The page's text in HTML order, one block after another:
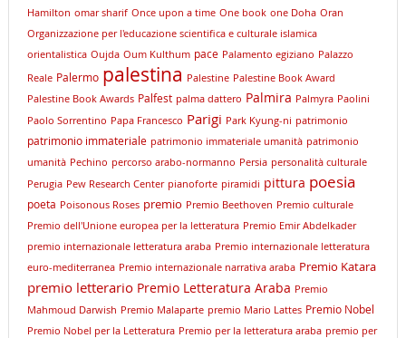
Hamilton omar sharif Once upon a time One book one Doha Oran
Organizzazione per l'educazione scientifica e culturale islamica
orientalistica Oujda Oum Kulthum pace Palamento egiziano Palazzo
Reale Palermo palestina Palestine Palestine Book Award
Palestine Book Awards Palfest palma dattero Palmira Palmyra Paolini
Paolo Sorrentino Papa Francesco Parigi Park Kyung-ni patrimonio
patrimonio immateriale patrimonio immateriale umanità patrimonio
umanità Pechino percorso arabo-normanno Persia personalità culturale
Perugia Pew Research Center pianoforte piramidi pittura poesia
poeta Poisonous Roses premio Premio Beethoven Premio culturale
Premio dell'Unione europea per la letteratura Premio Emir Abdelkader
premio internazionale letteratura araba Premio internazionale letteratura
euro-mediterranea Premio internazionale narrativa araba Premio Katara
premio letterario Premio Letteratura Araba Premio
Mahmoud Darwish Premio Malaparte premio Mario Lattes Premio Nobel
Premio Nobel per la Letteratura Premio per la letteratura araba premio per